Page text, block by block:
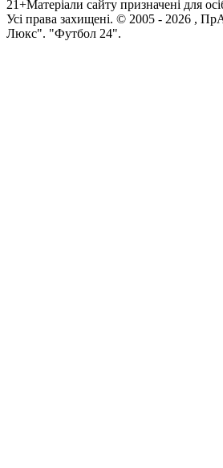
21+Матеріали сайту призначені для
Усi права захищенi. © 2005 - 2026 ,
Люкс". "Футбол 24".